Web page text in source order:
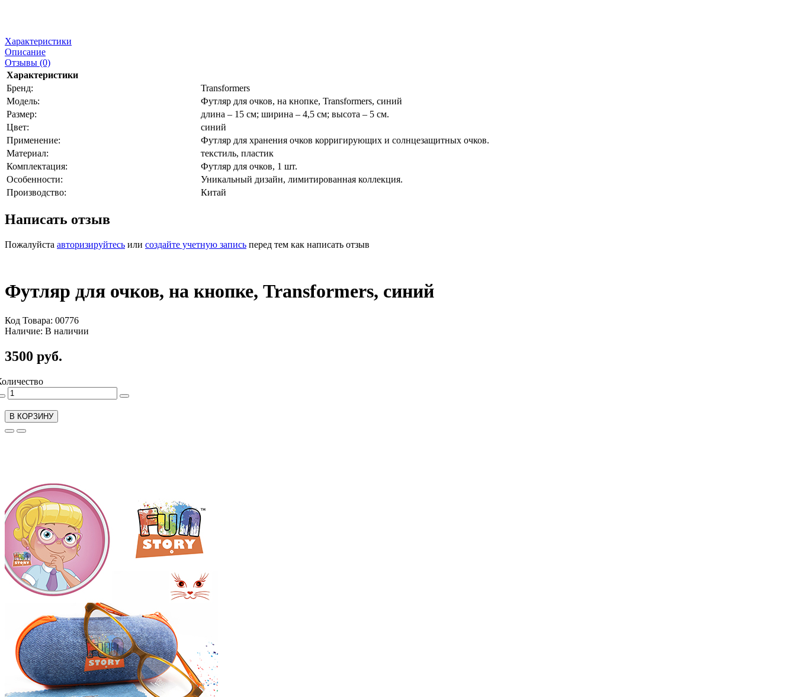
Характеристики
Описание
Отзывы (0)
Характеристики
Бренд:
Transformers
Модель:
Футляр для очков, на кнопке, Transformers, синий
Размер:
длина – 15 см; ширина – 4,5 см; высота – 5 см.
Цвет:
синий
Применение:
Футляр для хранения очков корригирующих и солнцезащитных очков.
Материал:
текстиль, пластик
Комплектация:
Футляр для очков, 1 шт.
Особенности:
Уникальный дизайн, лимитированная коллекция.
Производство:
Китай
Написать отзыв
Пожалуйста авторизируйтесь или создайте учетную запись перед тем как написать отзыв
Футляр для очков, на кнопке, Transformers, синий
Код Товара: 00776
Наличие: В наличии
3500 руб.
В КОРЗИНУ